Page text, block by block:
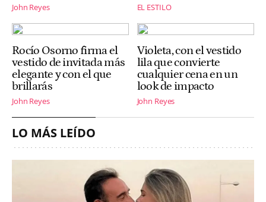
John Reyes EL ESTILO
Rocío Osorno firma el
vestido de invitada más
elegante y con el que
brillarás
John Reyes
Violeta, con el vestido
lila que convierte
cualquier cena en un
look de impacto
John Reyes
LO MÁS LEÍDO